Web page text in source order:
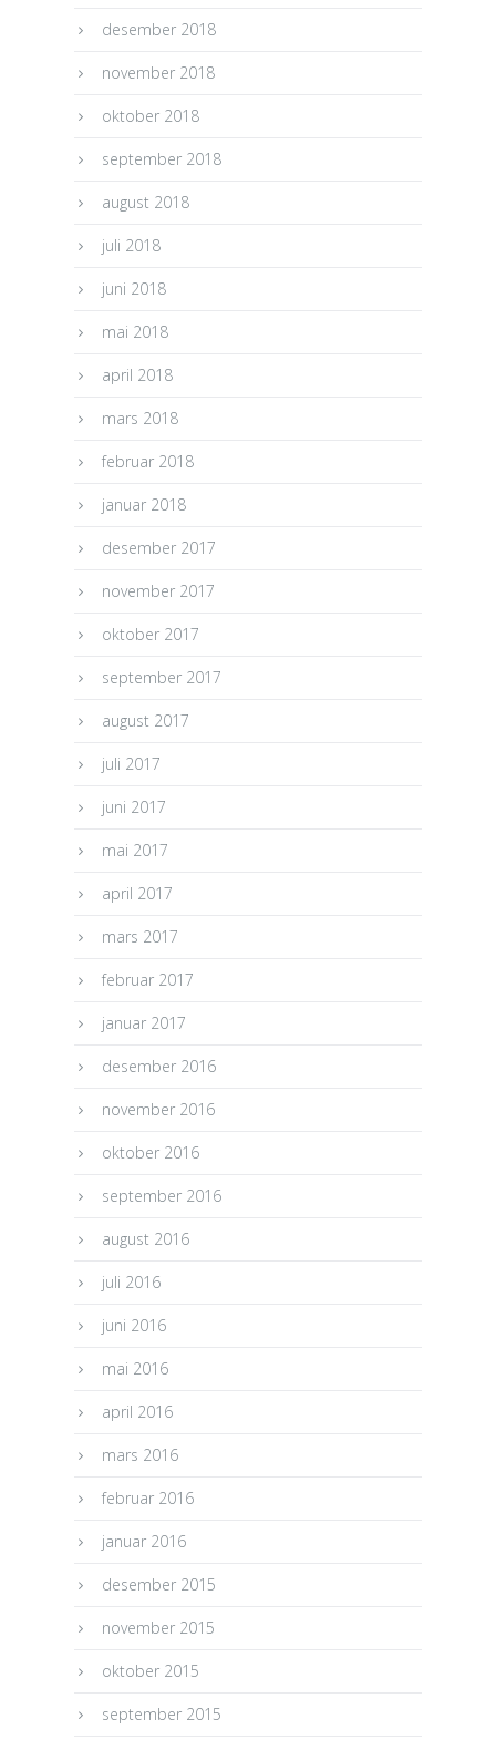
desember 2018
november 2018
oktober 2018
september 2018
august 2018
juli 2018
juni 2018
mai 2018
april 2018
mars 2018
februar 2018
januar 2018
desember 2017
november 2017
oktober 2017
september 2017
august 2017
juli 2017
juni 2017
mai 2017
april 2017
mars 2017
februar 2017
januar 2017
desember 2016
november 2016
oktober 2016
september 2016
august 2016
juli 2016
juni 2016
mai 2016
april 2016
mars 2016
februar 2016
januar 2016
desember 2015
november 2015
oktober 2015
september 2015